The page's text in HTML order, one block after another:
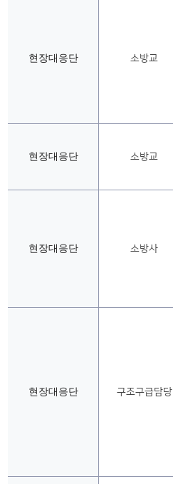
현장대응단 소방교
현장대응단 소방교
현장대응단 소방사
현장대응단 구조구급담당